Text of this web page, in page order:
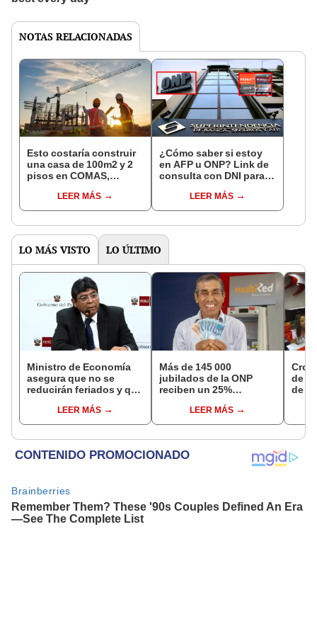
NOTAS RELACIONADAS
Esto costaría construir
una casa de 100m2 y 2
pisos en COMAS,
distritos de LIMA
NORTE
LEER MÁS
¿Cómo saber si estoy
en AFP u ONP? Link de
consulta con DNI para
pensiones estás
LEER MÁS
LO MÁS VISTO LO ÚLTIMO
Ministro de Economía
asegura que no se
reducirán feriados y que
aumentará en dos
etapas
LEER MÁS
Más de 145 000
jubilados de la ONP
reciben un 25%
en agostoLEER MÁS
de
de